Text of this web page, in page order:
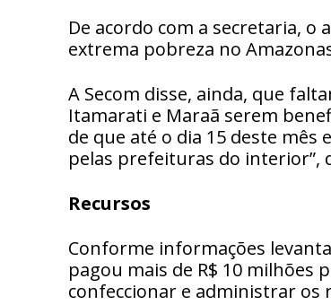
De acordo com a secretaria, o
extrema pobreza no
A Secom disse, ainda, que
Itamarati e Maraã serem
de que até o dia 15 deste
pelas prefeituras do interior”,
Recursos
Conforme informações
pagou mais de R$ 10 milhões
confeccionar e administrar os